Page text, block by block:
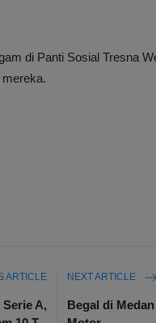
di Panti Sosial Tresna
ARTICLE
A,
NEXT ARTICLE
Begal di